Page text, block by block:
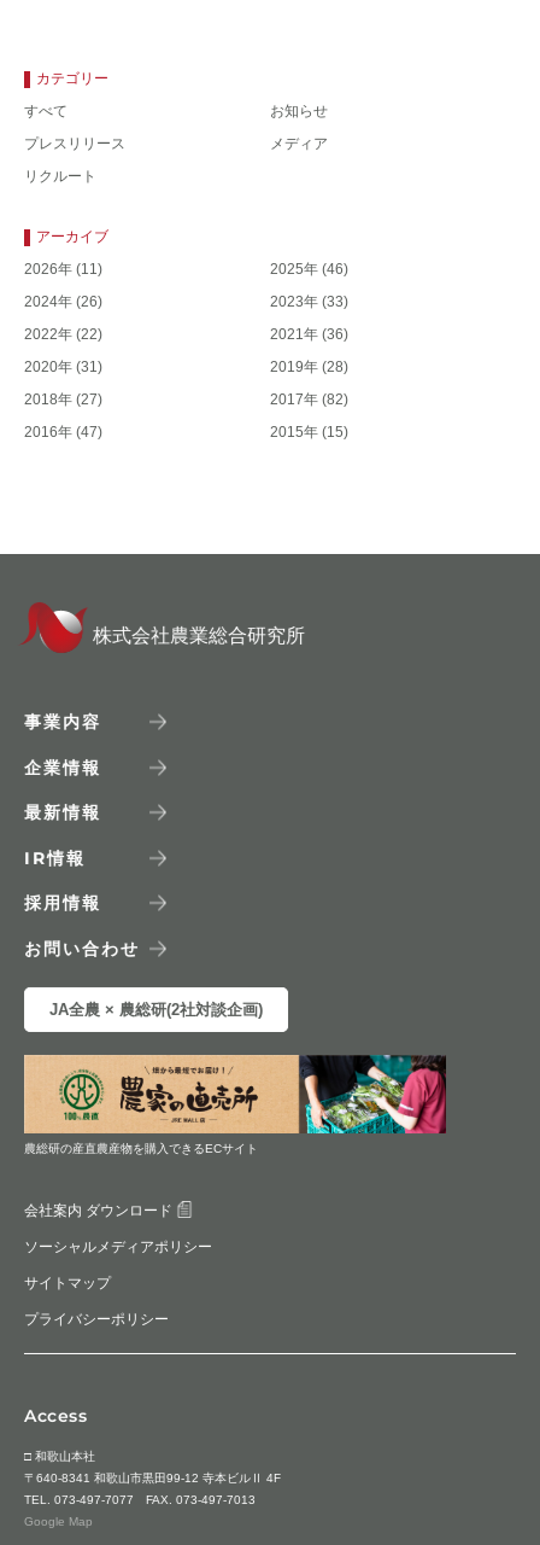
カテゴリー
すべて
お知らせ
プレスリリース
メディア
リクルート
アーカイブ
2026年 (11) 2025年 (46)
2024年 (26) 2023年 (33)
2022年 (22) 2021年 (36)
2020年 (31) 2019年 (28)
2018年 (27) 2017年 (82)
2016年 (47) 2015年 (15)
株式会社農業総合研究所
事業内容
企業情報
最新情報
IR情報
採用情報
お問い合わせ
JA全農 × 農総研(2社対談企画)
農総研の産直農産物を購入できるECサイト
会社案内 ダウンロード
ソーシャルメディアポリシー
サイトマップ
プライバシーポリシー
Access
□ 和歌山本社
〒640-8341 和歌山市黒田99-12 寺本ビルⅡ 4F
TEL. 073-497-7077 FAX. 073-497-7013
Google Map